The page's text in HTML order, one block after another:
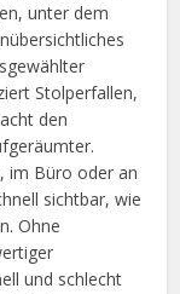
unter dem
Stolperfallen,
den
im Büro oder an
sichtbar, wie
Ohne
und schlecht